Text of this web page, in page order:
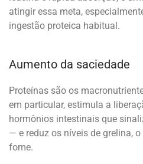
atingir essa meta,
ingestão proteica habitual.
Aumento da saciedade
Proteínas são os
em particular, estimula a
hormônios intestinais que
— e reduz os níveis de grelina,
fome.